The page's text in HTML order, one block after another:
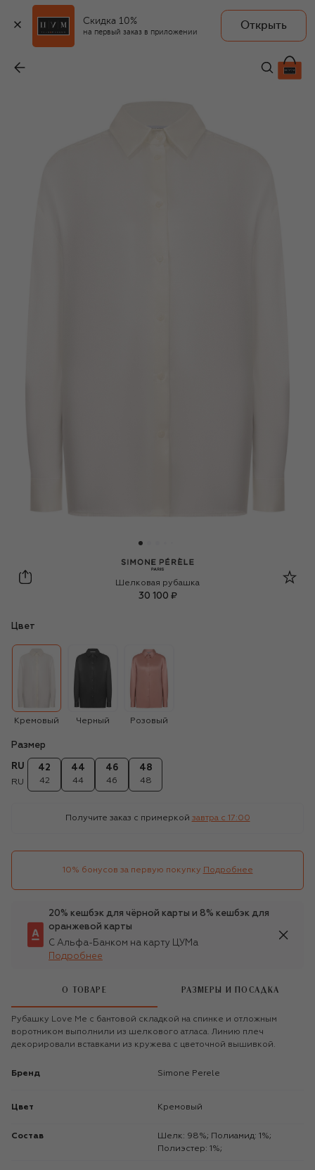
Скидка 10%
на первый заказ в приложении
Открыть
30 100 ₽
Simone Perele
Шелковая рубашка
30 100 ₽
Цвет
Кремовый Черный Розовый
Размер
RU
RU
42
42
44
44
46
46
48
48
Получите заказ с примеркой завтра c 17:00
10% бонусов за первую покупку Подробнее
20% кешбэк для чёрной карты и 8% кешбэк для
оранжевой карты
С Альфа-Банком на карту ЦУМа
Подробнее
О ТОВАРЕ РАЗМЕРЫ И ПОСАДКА
Рубашку Love Me с бантовой складкой на спинке и отложным
воротником выполнили из шелкового атласа. Линию плеч
декорировали вставками из кружева с цветочной вышивкой.
Бренд Simone Perele
Цвет Кремовый
Состав
Шелк: 98%; Полиамид: 1%;
Полиэстер: 1%;